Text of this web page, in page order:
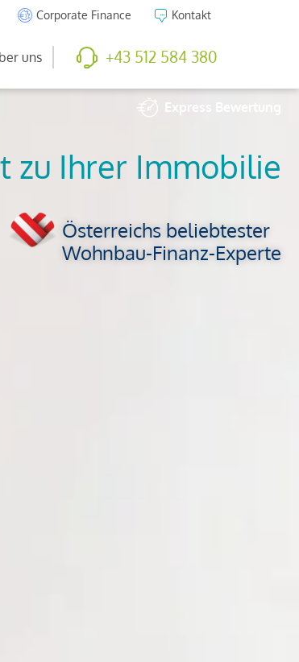
Corporate Finance Kontakt
uns +43 512 584 380
Express
So viel ist Ihre
Österreichs beliebtester